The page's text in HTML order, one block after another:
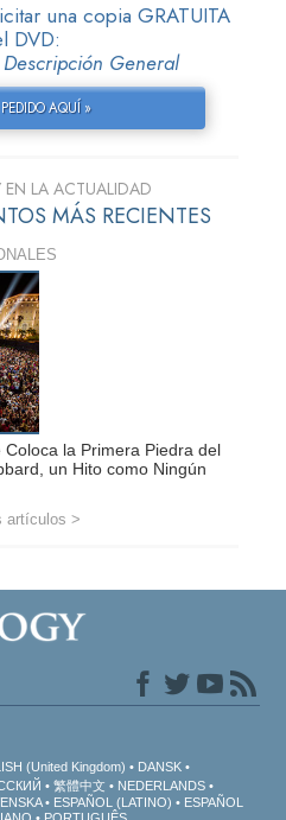
una copia GRATUITA
DVD:
General
AQUÍ »
LA ACTUALIDAD
MÁS RECIENTES
la Primera Piedra del
un Hito como Ningún
artículos >
(United Kingdom)
DANSK
繁體中文
NEDERLANDS
ESPAÑOL (LATINO)
ESPAÑOL